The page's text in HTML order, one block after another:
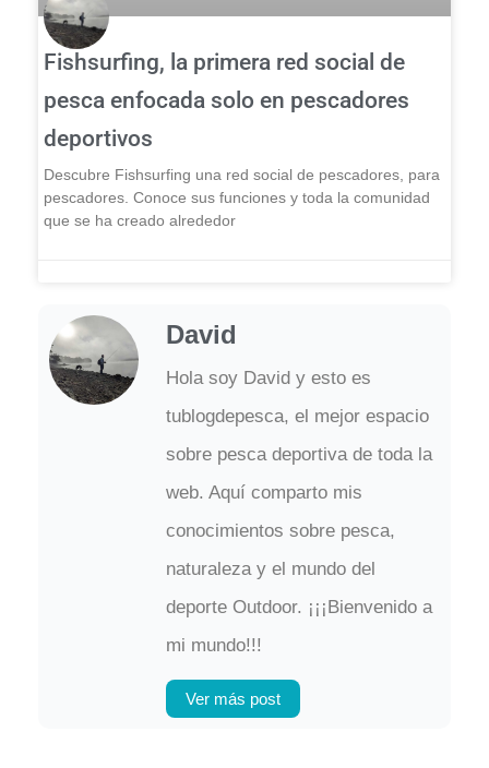
Fishsurfing, la primera red social de
pesca enfocada solo en pescadores
deportivos
Descubre Fishsurfing una red social de pescadores, para
pescadores. Conoce sus funciones y toda la comunidad
que se ha creado alrededor
David
Hola soy David y esto es
tublogdepesca, el mejor espacio
sobre pesca deportiva de toda la
web. Aquí comparto mis
conocimientos sobre pesca,
naturaleza y el mundo del
deporte Outdoor. ¡¡¡Bienvenido a
mi mundo!!!
Ver más post